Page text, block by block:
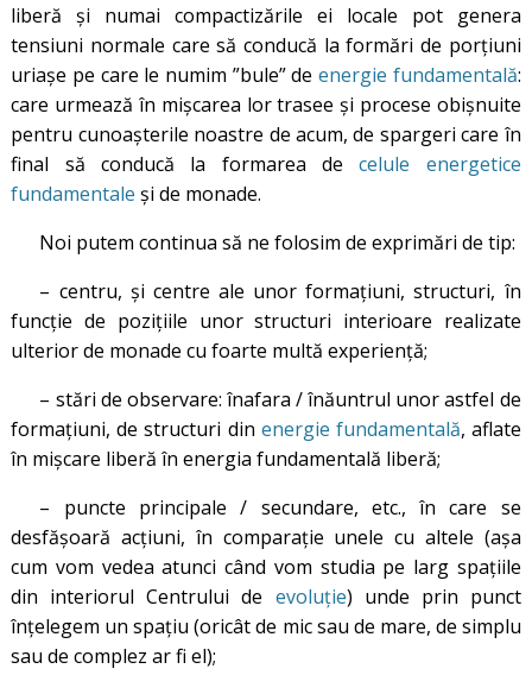
liberă și numai compactizările ei locale pot genera
tensiuni normale care să conducă la formări de porțiuni
uriașe pe care le numim ”bule” de energie fundamentală:
care urmează în mișcarea lor trasee și procese obișnuite
pentru cunoașterile noastre de acum, de spargeri care în
final să conducă la formarea decelule energetice
fundamentale și de monade.
Noi putem continua să ne folosim de exprimări de tip:
– centru, și centre ale unor formațiuni, structuri, în
funcție de pozițiile unor structuri interioare realizate
ulterior de monade cu foarte multă experiență;
– stări de observare: înafara / înăuntrul unor astfel de
formațiuni, de structuri din energie fundamentală, aflate
în mișcare liberă în energia fundamentală liberă;
– puncte principale / secundare, etc., în care se
desfășoară acțiuni, în comparație unele cu altele (așa
cum vom vedea atunci când vom studia pe larg spațiile
din interiorul Centrului de evoluție) unde prin punct
înțelegem un spațiu (oricât de mic sau de mare, de simplu
sau de complez ar fi el);